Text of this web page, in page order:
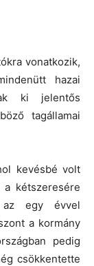
vonatkozik,
hazai
ki jelentős
tagállamai
kevésbé volt
a kétszeresére
az egy évvel
a kormány
pedig
csökkentette